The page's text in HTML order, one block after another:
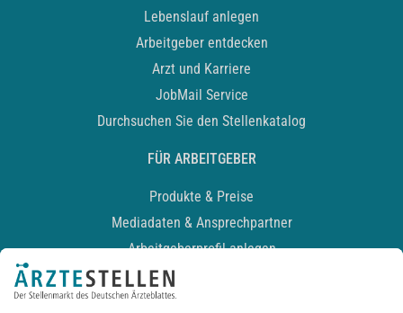
Lebenslauf anlegen
Arbeitgeber entdecken
Arzt und Karriere
JobMail Service
Durchsuchen Sie den Stellenkatalog
FÜR ARBEITGEBER
Produkte & Preise
Mediadaten & Ansprechpartner
Arbeitgeberprofil anlegen
Recruiting-Podcast